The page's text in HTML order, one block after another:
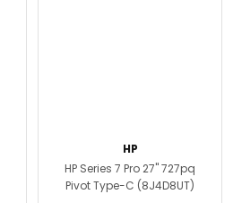
HP
HP Series 7 Pro 27'' 727pq
Pivot Type-C (8J4D8UT)